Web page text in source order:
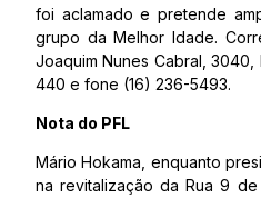
foi aclamado e pretende
grupo da Melhor Idade.
Joaquim Nunes Cabral, 3040,
440 e fone (16) 236-5493.
Nota do PFL
Mário Hokama, enquanto
na revitalização da Rua 9